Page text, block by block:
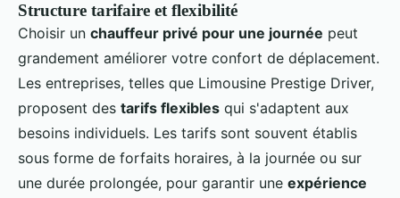
Structure tarifaire et flexibilité
Choisir un chauffeur privé pour une journée peut
grandement améliorer votre confort de déplacement.
Les entreprises, telles que Limousine Prestige Driver,
proposent des tarifs flexibles qui s'adaptent aux
besoins individuels. Les tarifs sont souvent établis
sous forme de forfaits horaires, à la journée ou sur
une durée prolongée, pour garantir une expérience